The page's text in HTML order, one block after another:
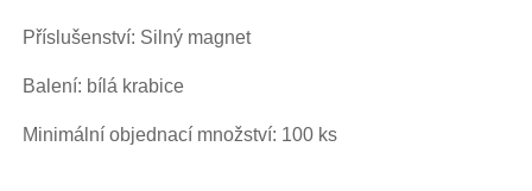
Příslušenství: Silný magnet
Balení: bílá krabice
Minimální objednací množství: 100 ks